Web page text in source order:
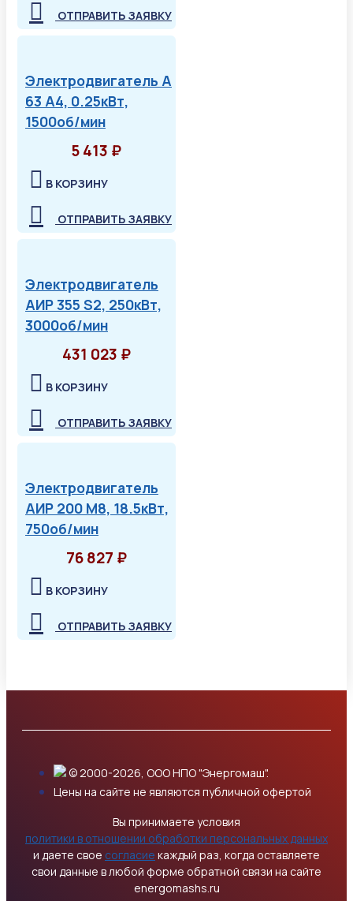
ОТПРАВИТЬ ЗАЯВКУ
Электродвигатель А
63 А4, 0.25кВт,
1500об/мин
5 413 ₽
В КОРЗИНУ
ОТПРАВИТЬ ЗАЯВКУ
Электродвигатель
АИР 355 S2, 250кВт,
3000об/мин
431 023 ₽
В КОРЗИНУ
ОТПРАВИТЬ ЗАЯВКУ
Электродвигатель
АИР 200 М8, 18.5кВт,
750об/мин
76 827 ₽
В КОРЗИНУ
ОТПРАВИТЬ ЗАЯВКУ
© 2000-2026, ООО НПО "Энергомаш".
Цены на сайте не являются публичной офертой
Вы принимаете условия
политики в отношении обработки персональных данных
и даете свое согласие каждый раз, когда оставляете
свои данные в любой форме обратной связи на сайте
energomashs.ru